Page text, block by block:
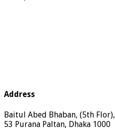
Address
Baitul Abed Bhaban, (5th Flor),
53 Purana Paltan, Dhaka 1000